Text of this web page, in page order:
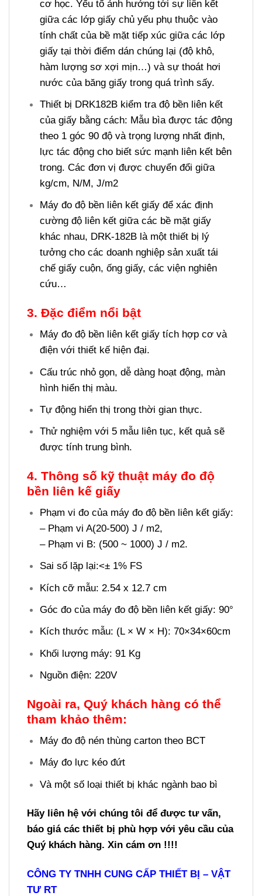
cơ học. Yếu tố ảnh hưởng tới sự liên kết
giữa các lớp giấy chủ yếu phụ thuộc vào
tính chất của bề mặt tiếp xúc giữa các lớp
giấy tại thời điểm dán chúng lại (độ khô,
hàm lượng sơ xợi mịn…) và sự thoát hơi
nước của băng giấy trong quá trình sấy.
Thiết bị DRK182B kiểm tra độ bền liên kết
của giấy bằng cách: Mẫu bìa được tác động
theo 1 góc 90 độ và trọng lượng nhất định,
lực tác động cho biết sức mạnh liên kết bên
trong. Các đơn vị được chuyển đổi giữa
kg/cm, N/M, J/m2
Máy đo độ bền liên kết giấy để xác định
cường độ liên kết giữa các bề mặt giấy
khác nhau, DRK-182B là một thiết bị lý
tưởng cho các doanh nghiệp sản xuất tái
chế giấy cuộn, ống giấy, các viện nghiên
cứu…
3. Đặc điểm nổi bật
Máy đo độ bền liên kết giấy tích hợp cơ và
điện với thiết kế hiện đại.
Cấu trúc nhỏ gọn, dễ dàng hoạt động, màn
hình hiển thị màu.
Tự động hiển thị trong thời gian thực.
Thử nghiệm với 5 mẫu liên tục, kết quả sẽ
được tính trung bình.
4. Thông số kỹ thuật máy đo độ
bền liên kế giấy
Phạm vi đo của máy đo độ bền liên kết giấy:
– Phạm vi A(20-500) J / m2,
– Phạm vi B: (500 ~ 1000) J / m2.
Sai số lặp lại:<± 1% FS
Kích cỡ mẫu: 2.54 x 12.7 cm
Góc đo của máy đo độ bền liên kết giấy: 90°
Kích thước mẫu: (L × W × H): 70×34×60cm
Khối lượng máy: 91 Kg
Nguồn điện: 220V
Ngoài ra, Quý khách hàng có thể
tham khảo thêm:
Máy đo độ nén thùng carton theo BCT
Máy đo lực kéo đứt
Và một số loại thiết bị khác ngành bao bì
Hãy liên hệ với chúng tôi để được tư vấn,
báo giá các thiết bị phù hợp với yêu cầu của
Quý khách hàng. Xin cám ơn !!!!
CÔNG TY TNHH CUNG CẤP THIẾT BỊ – VẬT
TƯ RT